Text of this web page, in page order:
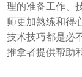
理的准备工作、
师更加熟练和得
技术技巧都是必
推拿者提供帮助